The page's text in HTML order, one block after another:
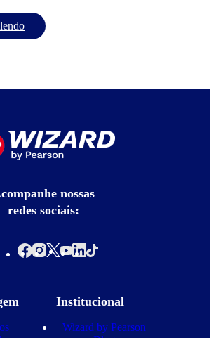
nossas
redes sociais:
Institucional
Wizard by Pearson